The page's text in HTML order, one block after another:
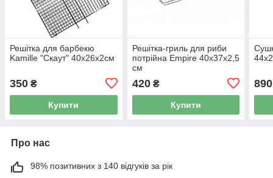
Решітка для барбекю
Kamille "Скаут" 40х26х2см
350 ₴
Купити
Решітка-гриль для риби
потрійна Empire 40х37х2,5
см
420₴
Купити
890
Про нас
98% позитивних з 140 відгуків за рік